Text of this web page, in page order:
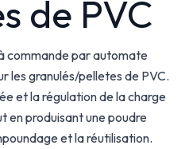
de PVC
commande par automate
les granulés/pelletes de PVC.
et la régulation de la charge
en produisant une poudre
et la réutilisation.